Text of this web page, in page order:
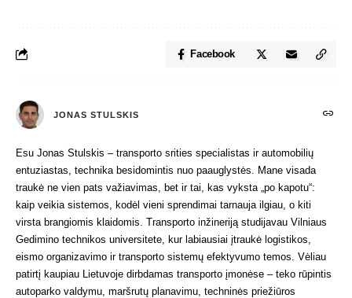
Facebook
JONAS STULSKIS
Esu Jonas Stulskis – transporto srities specialistas ir automobilių
entuziastas, technika besidomintis nuo paauglystės. Mane visada
traukė ne vien pats važiavimas, bet ir tai, kas vyksta „po kapotu“:
kaip veikia sistemos, kodėl vieni sprendimai tarnauja ilgiau, o kiti
virsta brangiomis klaidomis. Transporto inžineriją studijavau Vilniaus
Gedimino technikos universitete, kur labiausiai įtraukė logistikos,
eismo organizavimo ir transporto sistemų efektyvumo temos. Vėliau
patirtį kaupiau Lietuvoje dirbdamas transporto įmonėse – teko rūpintis
autoparko valdymu, maršrutų planavimu, techninės priežiūros